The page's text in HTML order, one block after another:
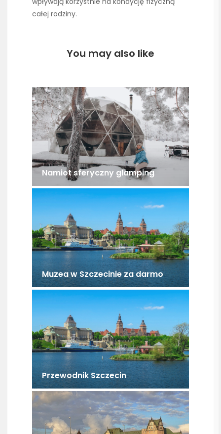
całej rodziny.
You may also like
Namiot sferyczny glamping
Muzea w Szczecinie za darmo
Przewodnik Szczecin